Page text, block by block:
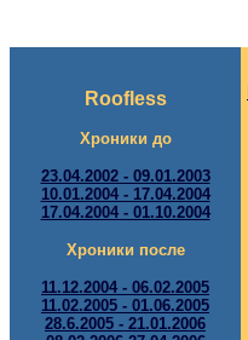
Roofless
Хроники до
23.04.2002 - 09.01.2003
10.01.2004 - 17.04.2004
17.04.2004 - 01.10.2004
Хроники после
11.12.2004 - 06.02.2005
11.02.2005 - 01.06.2005
28.6.2005 - 21.01.2006